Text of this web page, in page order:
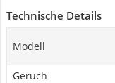
Technische Details
Modell
Geruch